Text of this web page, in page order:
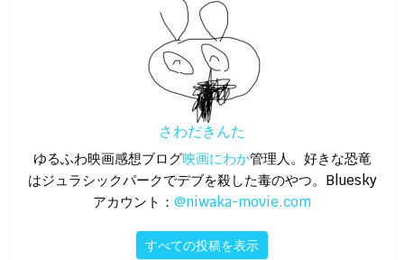
さわだきんた
ゆるふわ映画感想ブログ映画にわか管理人。好きな恐竜
はジュラシックパークでデブを殺した毒のやつ。Bluesky
アカウント： @niwaka-movie.com
すべての投稿を表示